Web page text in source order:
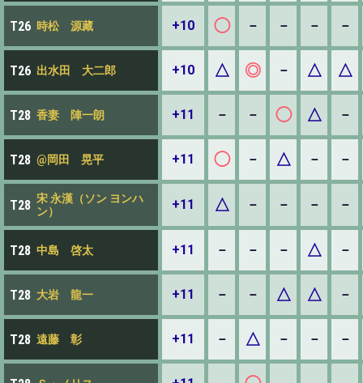
T26 時松 源藏 +10 ◯ － － － －
T26 出水田 大二郎 +10 △ ◎ － △ △
T28 香妻 陣一朗 +11 － － ◯ △ －
T28 @岡田 晃平 +11 ◯ － △ － －
T28 宋 永漢（ソン ヨンハ
ン）
+11 △ － － － －
T28 中島 啓太 +11 － － － △ －
T28 大岩 龍一 +11 － － △ △ －
T28 遠藤 彰 +11 － △ － － －